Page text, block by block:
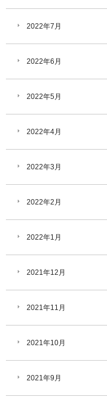
2022年7月
2022年6月
2022年5月
2022年4月
2022年3月
2022年2月
2022年1月
2021年12月
2021年11月
2021年10月
2021年9月